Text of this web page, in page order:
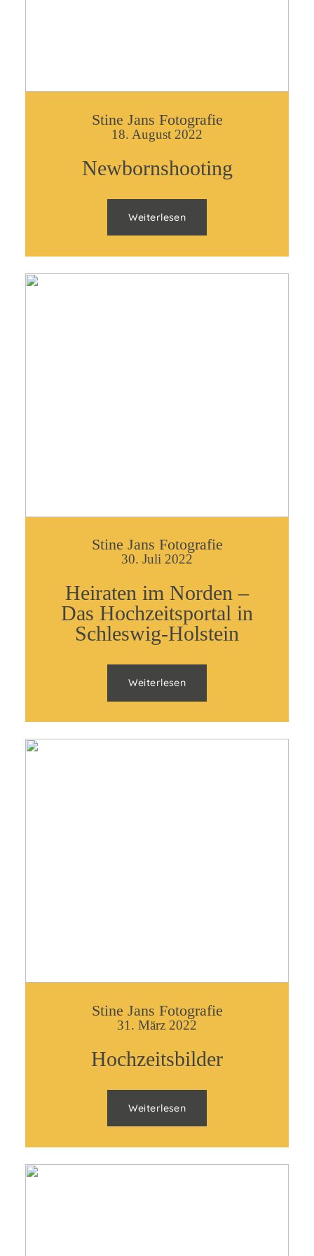
Stine Jans Fotografie
18. August 2022
Newbornshooting
Weiterlesen
Stine Jans Fotografie
30. Juli 2022
Heiraten im Norden –
Das Hochzeitsportal in
Schleswig-Holstein
Weiterlesen
Stine Jans Fotografie
31. März 2022
Hochzeitsbilder
Weiterlesen